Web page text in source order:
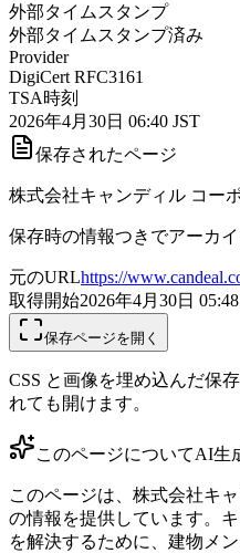
外部タイムスタンプ
外部タイムスタンプ済み
Provider
DigiCert RFC3161
TSA時刻
2026年4月30日 06:40 JST
保存されたページ
株式会社キャンディル コー
保存時の情報つきでアーカ
元のURLhttps://
取得開始2026年4月30日 05:48
保存ページを開く
CSS と画像を埋め込んだ保
れても開けます。
このページについてAI生
このページは、株式会社キ
の情報を提供しています。
を解決するために、建物メ